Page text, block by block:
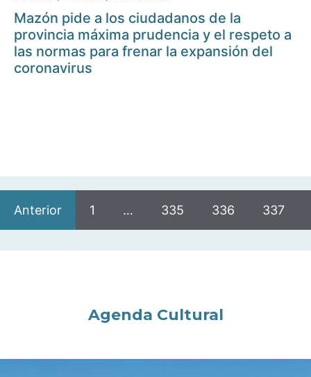
Mazón pide a los ciudadanos de la
provincia máxima prudencia y el respeto a
las normas para frenar la expansión del
coronavirus
Anterior 1 … 335 336 337
Agenda Cultural